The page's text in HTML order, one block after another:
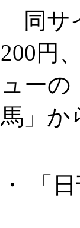
同サ
200円
ュー
馬」か
・ 「